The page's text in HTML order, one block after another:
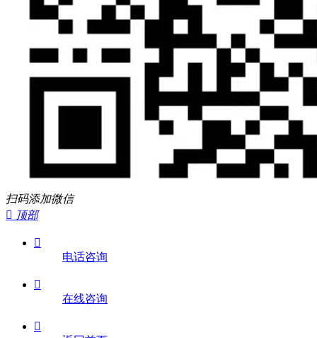
扫码添加微信
 顶部

电话咨询

在线咨询
